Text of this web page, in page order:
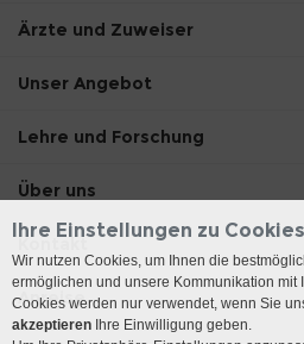
Ärzte und Zuweiser
Unser Angebot
Lehre und Forschung
Über uns
Kontakt
Anreise
Ihre Einstellungen zu
Wir nutzen Cookies, um Ihnen die
ermöglichen und unsere Kommunikation mit
Cookies werden nur verwendet, wenn Sie
akzeptieren Ihre Einwilligung geben.